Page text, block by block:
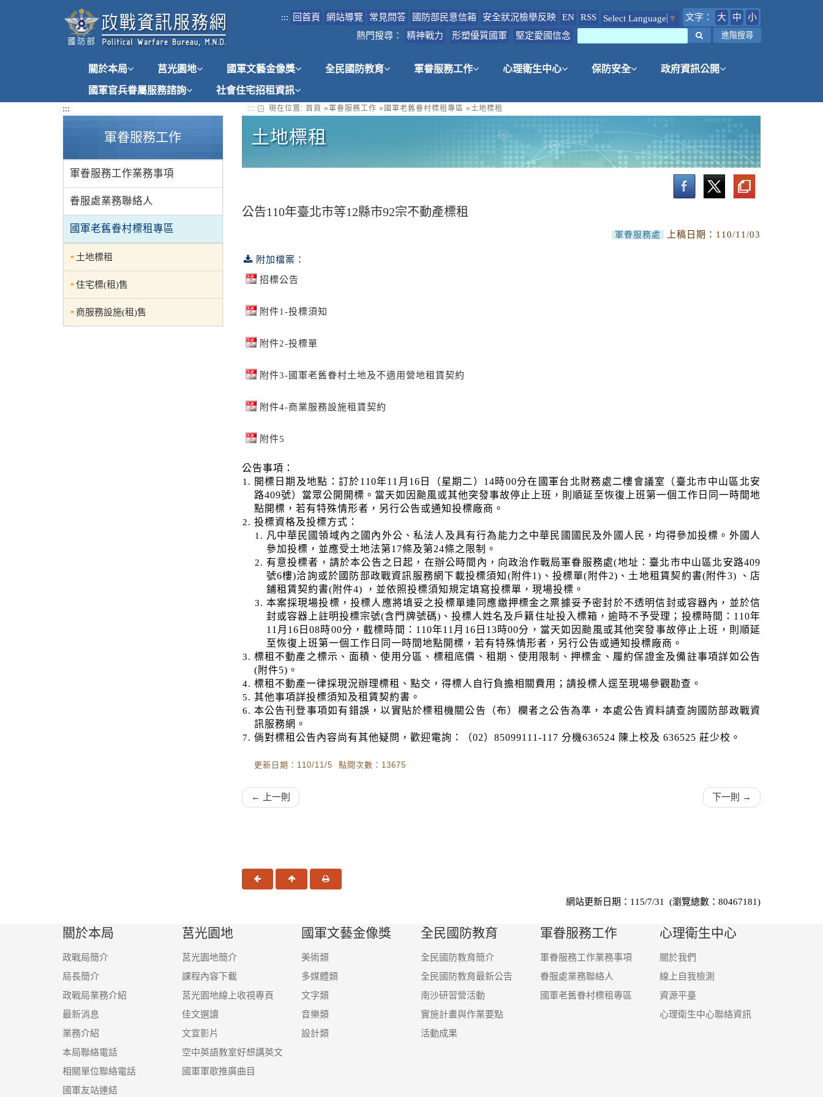
::: 回首頁 網站導覽 常見問答 國防部民意信箱 安全狀況檢舉反映 EN RSS Select Language ▼ 文字： 大 中
小
熱門搜尋：
精神戰力 形塑優質國軍 堅定愛國信念 進階搜尋
關於本局 莒光園地 國軍文藝金像獎 全民國防教育 軍眷服務工作 心理衛生中心 保防安全 政府資訊公開
國軍官兵眷屬服務諮詢 社會住宅招租資訊
:::
軍眷服務工作
軍眷服務工作業務事項
眷服處業務聯絡人
國軍老舊眷村標租專區
土地標租
住宅標(租)售
商服務設施(租)售
::: 現在位置: 首頁 »軍眷服務工作 » 國軍老舊眷村標租專區 » 土地標租
土地標租
公告110年臺北市等12縣市92宗不動產標租
軍眷服務處 上稿日期： 110/11/03
附加檔案：
招標公告
附件1-投標須知
附件2-投標單
附件3-國軍老舊眷村土地及不適用營地租賃契約
附件4-商業服務設施租賃契約
附件5
公告事項：
開標日期及地點：訂於110年11月16日（星期二）14時00分在國軍台北財務處二樓會議室（臺北市中山區北安
路409號）當眾公開開標。當天如因颱風或其他突發事故停止上班，則順延至恢復上班第一個工作日同一時間地
點開標，若有特殊情形者，另行公告或通知投標廠商。
投標資格及投標方式：
凡中華民國領域內之國內外公、私法人及具有行為能力之中華民國國民及外國人民，均得參加投標。外國人
參加投標，並應受土地法第17條及第24條之限制。
有意投標者，請於本公告之日起，在辦公時間內，向政治作戰局軍眷服務處(地址：臺北市中山區北安路409
號6樓)洽詢或於國防部政戰資訊服務網下載投標須知(附件1)、投標單(附件2)、土地租賃契約書(附件3) 、店
鋪租賃契約書(附件4) ，並依照投標須知規定填寫投標單，現場投標。
本案採現場投標，投標人應將填妥之投標單連同應繳押標金之票據妥予密封於不透明信封或容器內，並於信
封或容器上註明投標宗號(含門牌號碼) 、投標人姓名及戶籍住址投入標箱，逾時不予受理； 投標時間：110年
11月16日08時00分，截標時間：110年11月16日13時00分，當天如因颱風或其他突發事故停止上班，則順延
至恢復上班第一個工作日同一時間地點開標，若有特殊情形者，另行公告或通知投標廠商。
標租不動產之標示、面積、使用分區、標租底價、租期、使用限制、押標金、履約保證金及備註事項詳如公告
(附件5)。
標租不動產一律採現況辦理標租、點交，得標人自行負擔相關費用；請投標人逕至現場參觀勘查。
其他事項詳投標須知及租賃契約書。
本公告刊登事項如有錯誤，以實貼於標租機關公告（布）欄者之公告為準，本處公告資料請查詢國防部政戰資
訊服務網。
倘對標租公告內容尚有其他疑問，歡迎電詢：（02）85099111-117 分機636524 陳上校及 636525 莊少校。
更新日期：110/11/5 點閱次數：13675
← 上一則 下一則 →
上一頁 回頂端 友善列印
網站更新日期：115/7/31 (瀏覽總數：80467181)
關於本局
政戰局簡介
局長簡介
政戰局業務介紹
最新消息
業務介紹
本局聯絡電話
相關單位聯絡電話
國軍友站連結
莒光園地
莒光園地簡介
課程內容下載
莒光園地線上收視專頁
佳文選讀
文宣影片
空中英語教室好想講英文
國軍軍歌推廣曲目
國軍文藝金像獎
美術類
多媒體類
文字類
音樂類
設計類
全民國防教育
全民國防教育簡介
全民國防教育最新公告
南沙研習營活動
實施計畫與作業要點
活動成果
軍眷服務工作
軍眷服務工作業務事項
眷服處業務聯絡人
國軍老舊眷村標租專區
心理衛生中心
關於我們
線上自我檢測
資源平臺
心理衛生中心聯絡資訊